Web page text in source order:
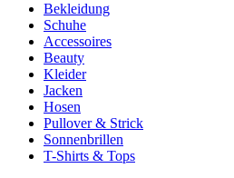
Bekleidung
Schuhe
Accessoires
Beauty
Kleider
Jacken
Hosen
Pullover & Strick
Sonnenbrillen
T-Shirts & Tops